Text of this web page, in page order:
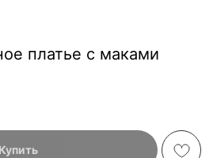
платье с маками
Купить